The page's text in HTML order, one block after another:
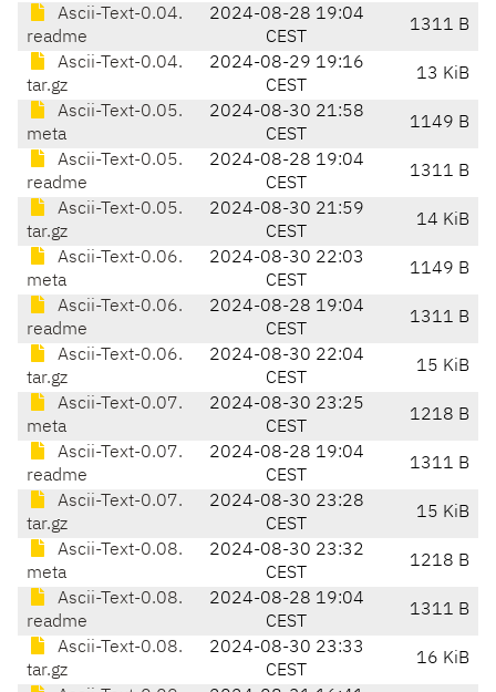
Ascii-Text-0.04.
readme
2024-08-28 19:04
CEST
1311 B
Ascii-Text-0.04.
tar.gz
2024-08-29 19:16
CEST
13 KiB
Ascii-Text-0.05.
meta
2024-08-30 21:58
CEST
1149 B
Ascii-Text-0.05.
readme
2024-08-28 19:04
CEST
1311 B
Ascii-Text-0.05.
tar.gz
2024-08-30 21:59
CEST
14 KiB
Ascii-Text-0.06.
meta
2024-08-30 22:03
CEST
1149 B
Ascii-Text-0.06.
readme
2024-08-28 19:04
CEST
1311 B
Ascii-Text-0.06.
tar.gz
2024-08-30 22:04
CEST
15 KiB
Ascii-Text-0.07.
meta
2024-08-30 23:25
CEST
1218 B
Ascii-Text-0.07.
readme
2024-08-28 19:04
CEST
1311 B
Ascii-Text-0.07.
tar.gz
2024-08-30 23:28
CEST
15 KiB
Ascii-Text-0.08.
meta
2024-08-30 23:32
CEST
1218 B
Ascii-Text-0.08.
readme
2024-08-28 19:04
CEST
1311 B
Ascii-Text-0.08.
tar.gz
2024-08-30 23:33
CEST
16 KiB